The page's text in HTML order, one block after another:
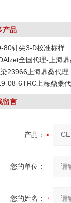
产品
80针尖3-D校准标样
全国代理-上海鼎
23966上海鼎桑代理
08-6TRC上海鼎桑
留言
产品：
您的单位：
您的姓名：